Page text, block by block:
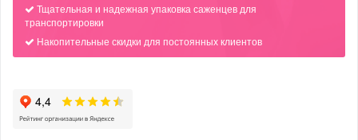
Тщательная и надежная упаковка саженцев для
транспортировки
Накопительные скидки для постоянных клиентов